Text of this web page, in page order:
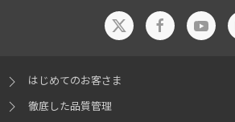
はじめてのお客さま
徹底した品質管理